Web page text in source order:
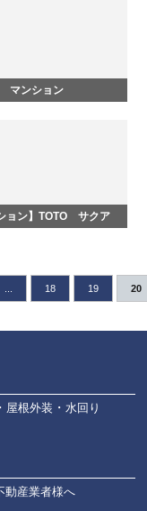
マンション
ョン】TOTO サクア
18 19 20
屋根外装 水回り
動産業者様へ